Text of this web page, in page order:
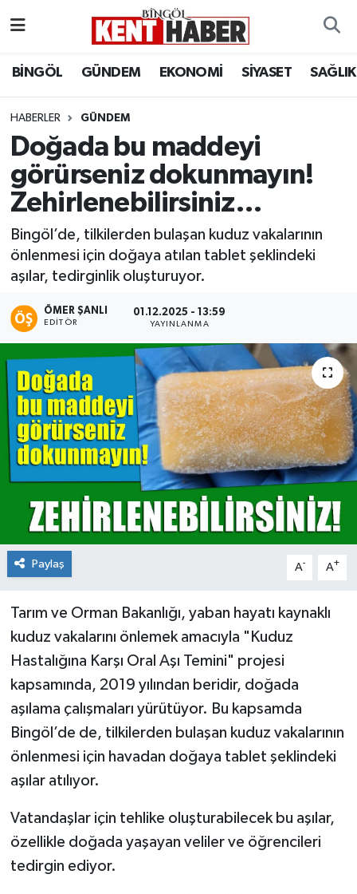
BİNGÖL GÜNDEM EKONOMİ SİYASET SAĞLIK
HABERLER GÜNDEM
Doğada bu maddeyi
görürseniz dokunmayın!
Zehirlenebilirsiniz…
Bingöl’de, tilkilerden bulaşan kuduz vakalarının
önlenmesi için doğaya atılan tablet şeklindeki
aşılar, tedirginlik oluşturuyor.
ÖMER ŞANLI
EDITÖR
01.12.2025 - 13:59
YAYINLANMA
Paylaş A- A+
Tarım ve Orman Bakanlığı, yaban hayatı kaynaklı
kuduz vakalarını önlemek amacıyla "Kuduz
Hastalığına Karşı Oral Aşı Temini" projesi
kapsamında, 2019 yılından beridir, doğada
aşılama çalışmaları yürütüyor. Bu kapsamda
Bingöl’de de, tilkilerden bulaşan kuduz vakalarının
önlenmesi için havadan doğaya tablet şeklindeki
aşılar atılıyor.
Vatandaşlar için tehlike oluşturabilecek bu aşılar,
özellikle doğada yaşayan veliler ve öğrencileri
tedirgin ediyor.
BİLİM-TEKNOLOJİ
DÜNYA
EĞİTİM
GENÇ
GÜNDEM
KARLIOVA
KİĞI
MERKEZ
RESMİ İLANLAR
SAĞLIK
SİYASET
SPOR
YAYLADERE
YEDİSU
Bingöl Hava Durumu
Bingöl Namaz Vakitleri
Bingöl Trafik Yoğunluk Haritası
Tüm Manşetler
Son Dakika Haberleri
Haber Arşivi